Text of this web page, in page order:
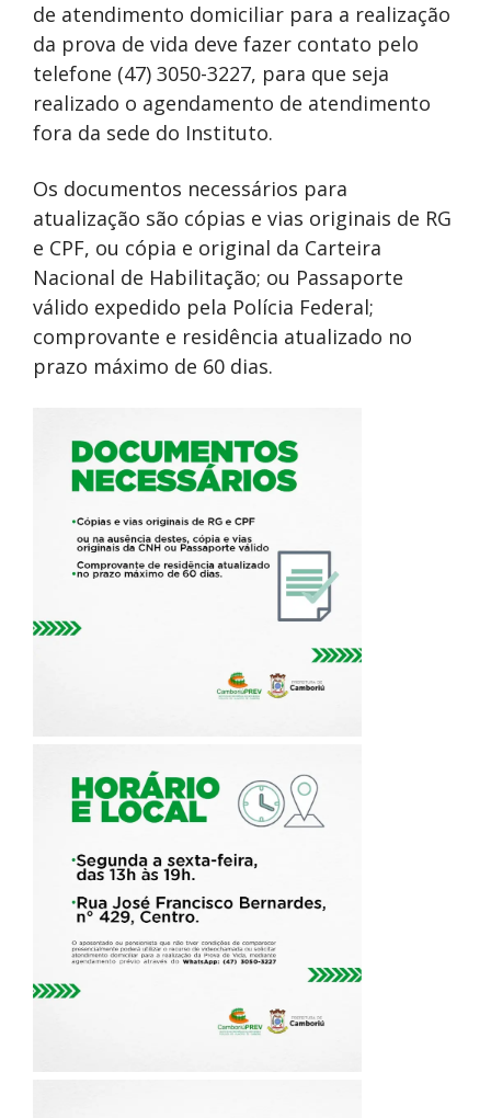
de atendimento domiciliar para a realização
da prova de vida deve fazer contato pelo
telefone (47) 3050-3227, para que seja
realizado o agendamento de atendimento
fora da sede do Instituto.
Os documentos necessários para
atualização são cópias e vias originais de RG
e CPF, ou cópia e original da Carteira
Nacional de Habilitação; ou Passaporte
válido expedido pela Polícia Federal;
comprovante e residência atualizado no
prazo máximo de 60 dias.